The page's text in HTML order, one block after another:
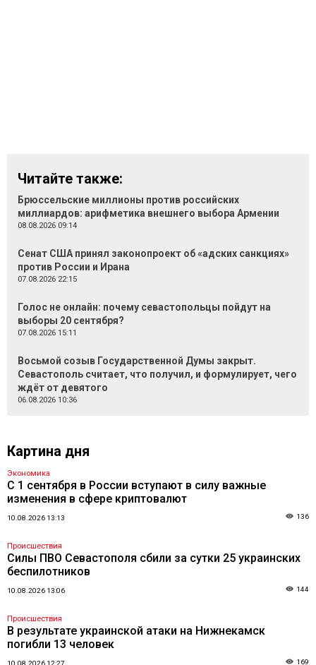
Читайте также:
Брюссельские миллионы против российских
миллиардов: арифметика внешнего выбора Армении
08.08.2026 09:14
Сенат США принял законопроект об «адских санкциях»
против России и Ирана
07.08.2026 22:15
Голос не онлайн: почему севастопольцы пойдут на
выборы 20 сентября?
07.08.2026 15:11
Восьмой созыв Государственной Думы закрыт.
Севастополь считает, что получил, и формулирует, чего
ждёт от девятого
06.08.2026 10:36
Картина дня
Экономика
С 1 сентября в России вступают в силу важные
изменения в сфере криптовалют
10.08.2026 13:13 136
Происшествия
Силы ПВО Севастополя сбили за сутки 25 украинских
беспилотников
10.08.2026 13:06 144
Происшествия
В результате украинской атаки на Нижнекамск
погибли 13 человек
10.08.2026 12:27 169